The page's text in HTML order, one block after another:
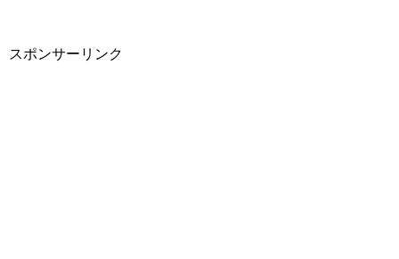
スポンサーリンク